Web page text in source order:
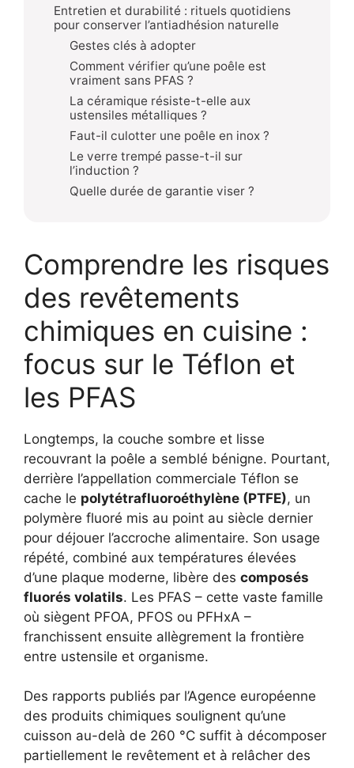
Entretien et durabilité : rituels quotidiens
pour conserver l’antiadhésion naturelle
Gestes clés à adopter
Comment vérifier qu’une poêle est
vraiment sans PFAS ?
La céramique résiste-t-elle aux
ustensiles métalliques ?
Faut-il culotter une poêle en inox ?
Le verre trempé passe-t-il sur
l’induction ?
Quelle durée de garantie viser ?
Comprendre les risques
des revêtements
chimiques en cuisine :
focus sur le Téflon et
les PFAS
Longtemps, la couche sombre et lisse
recouvrant la poêle a semblé bénigne. Pourtant,
derrière l’appellation commerciale Téflon se
cache le polytétrafluoroéthylène (PTFE), un
polymère fluoré mis au point au siècle dernier
pour déjouer l’accroche alimentaire. Son usage
répété, combiné aux températures élevées
d’une plaque moderne, libère des composés
fluorés volatils. Les PFAS – cette vaste famille
où siègent PFOA, PFOS ou PFHxA –
franchissent ensuite allègrement la frontière
entre ustensile et organisme.
Des rapports publiés par l’Agence européenne
des produits chimiques soulignent qu’une
cuisson au-delà de 260 °C suffit à décomposer
partiellement le revêtement et à relâcher des